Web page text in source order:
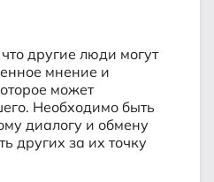
другие люди могут
мнение и
может
Необходимо быть
диалогу и обмену
других за их точку